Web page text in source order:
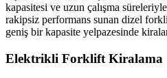
kapasitesi ve uzun çalışma
rakipsiz performans sunan dizel
geniş bir kapasite yelpazesinde
Elektrikli Forklift Kiralama